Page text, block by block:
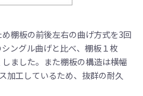
棚板の前後左右の曲げ方式を3回
ングル曲げと比べ、棚板１枚
しました。また棚板の構造は横幅
加工しているため、抜群の耐久